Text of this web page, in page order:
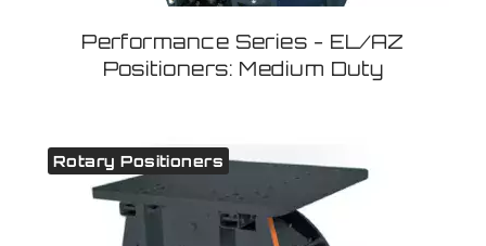
Performance Series - EL/AZ
Positioners: Medium Duty
Rotary Positioners